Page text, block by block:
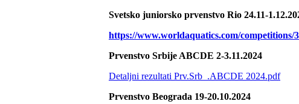
Svetsko juniorsko prvenstvo Rio 24.11-
https://www.worldaquatics.com/
Prvenstvo Srbije ABCDE 2-3.11.2024
Detaljni rezultati Prv.Srb_.ABCDE 2024.pdf
Prvenstvo Beograda 19-20.10.2024